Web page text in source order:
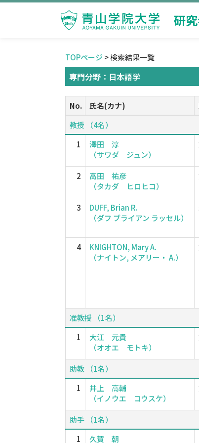
研
TOPページ > 検索結果一覧
専門分野：日本語学
No. 氏名(カナ)
教授 （4名）
1
澤田 淳
（サワダ ジュン）
2
高田 祐彦
（タカダ ヒロヒコ）
3
DUFF, Brian R.
（ダフ ブライアン ラッセル）
4
KNIGHTON, Mary A.
（ナイトン, メアリー・ A.）
准教授 （1名）
1
大江 元貴
（オオエ モトキ）
助教 （1名）
1
井上 高輔
（イノウエ コウスケ）
助手 （1名）
1
久賀 朝